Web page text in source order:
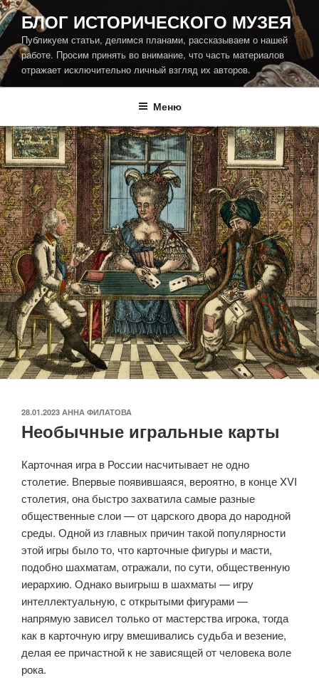
Перейти
к
содержимому
БЛОГ ИСТОРИЧЕСКОГО МУЗЕЯ
Публикуем статьи, делимся планами, рассказываем о нашей
работе. Просим принять во внимание, что часть материалов
отражает исключительно личный взгляд их авторов.
Меню
ОПУБЛИКОВАНО
28.01.2023 АННА ФИЛАТОВА
Необычные игральные карты
Карточная игра в России насчитывает не одно
столетие. Впервые появившаяся, вероятно, в конце XVI
столетия, она быстро захватила самые разные
общественные слои — от царского двора до народной
среды. Одной из главных причин такой популярности
этой игры было то, что карточные фигуры и масти,
подобно шахматам, отражали, по сути, общественную
иерархию. Однако выигрыш в шахматы — игру
интеллектуальную, с открытыми фигурами —
напрямую зависел только от мастерства игрока, тогда
как в карточную игру вмешивались судьба и везение,
делая ее причастной к не зависящей от человека воле
рока.